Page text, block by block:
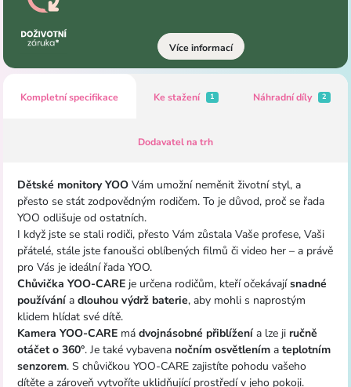
Více informací
Kompletní specifikace Ke stažení 1 Náhradní díly 2
Dodavatel na trh
Dětské monitory YOOVám umožní neměnit životní styl, a
přesto se stát zodpovědným rodičem. To je důvod, proč se řada
YOO odlišuje od ostatních.
I když jste se stali rodiči, přesto Vám zůstala Vaše profese, Vaši
přátelé, stále jste fanoušci oblíbených filmů či video her – a právě
pro Vás je ideální řada YOO.
Chůvička YOO-CAREje určena rodičům, kteří očekávajísnadné
používánía dlouhou výdrž baterie, aby mohli s naprostým
klidem hlídat své dítě.
Kamera YOO-CAREmá dvojnásobné přiblíženía lze ji ručně
otáčet o 360°. Je také vybavena nočním osvětleníma teplotním
senzorem. S chůvičkou YOO-CARE zajistíte pohodu vašeho
dítěte a zároveň vytvoříte uklidňující prostředí v jeho pokoji.